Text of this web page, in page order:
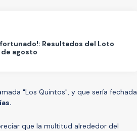
Resultados del Loto
agosto
"Los Quintos", y que sería fechada
que la multitud alrededor del